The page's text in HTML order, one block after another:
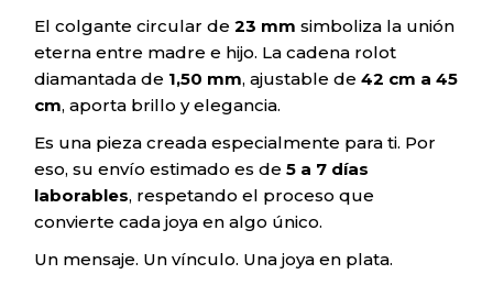
El colgante circular de23 mm simboliza la unión
eterna entre madre e hijo. La cadena rolot
diamantada de 1,50 mm, ajustable de42 cm a 45
cm, aporta brillo y elegancia.
Es una pieza creada especialmente para ti. Por
eso, su envío estimado es de5 a 7 días
laborables, respetando el proceso que
convierte cada joya en algo único.
Un mensaje. Un vínculo. Una joya en plata.